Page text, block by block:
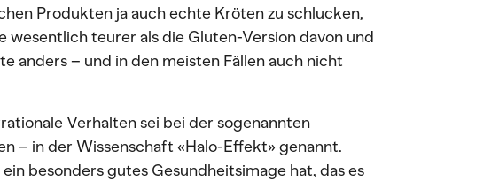
Produkten ja auch echte Kröten zu schlucken,
wesentlich teurer als die Gluten-Version davon und
anders – und in den meisten Fällen auch nicht
Verhalten sei bei der sogenannten
– in der Wissenschaft «Halo-Effekt» genannt.
besonders gutes Gesundheitsimage hat, das es